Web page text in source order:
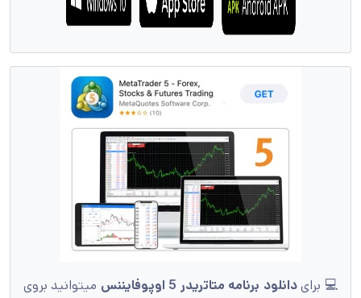
💻 برایدانلود برنامه متاتریدر 5 اوپوفایننس
میتوانید بروی